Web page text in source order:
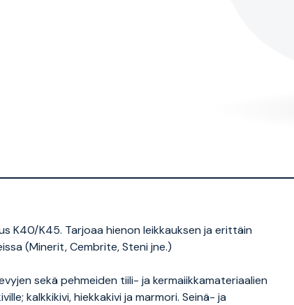
K40/K45. Tarjoaa hienon leikkauksen ja erittäin
(Minerit, Cembrite, Steni jne.)
sekä pehmeiden tiili- ja kermaiikkamateriaalien
kalkkikivi, hiekkakivi ja marmori. Seinä- ja